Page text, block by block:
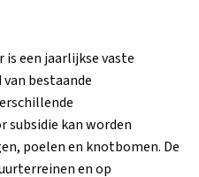
is een jaarlijkse vaste
bestaande
subsidie kan worden
poelen en knotbomen. De
en op